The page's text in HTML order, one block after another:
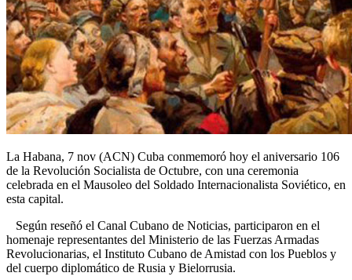
La Habana, 7 nov (ACN) Cuba conmemoró hoy el aniversario 106
de la Revolución Socialista de Octubre, con una ceremonia
celebrada en el Mausoleo del Soldado Internacionalista Soviético, en
esta capital.
Según reseñó el Canal Cubano de Noticias, participaron en el
homenaje representantes del Ministerio de las Fuerzas Armadas
Revolucionarias, el Instituto Cubano de Amistad con los Pueblos y
del cuerpo diplomático de Rusia y Bielorrusia.